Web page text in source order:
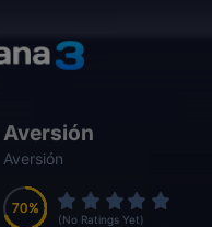
Aversión
Aversión
70
70
70
70
(No Ratings Yet)